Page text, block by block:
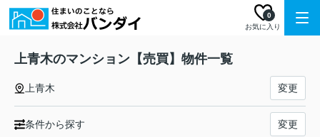
お気に入り
0
上青木のマンション【売買】物件一覧
上青木 変更
条件から探す 変更